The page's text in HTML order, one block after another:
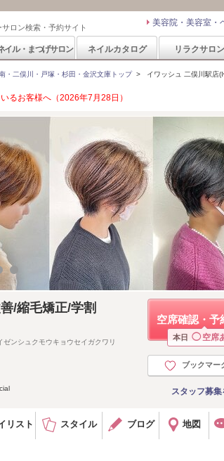
ロン検索・予約サイト 美容院・美容室・
イル・まつげサロン ネイルカタログ リラクサロン
・二俣川・戸塚・杉田・金沢文庫トップ> イワッシュ 二俣川駅店
るお客様へ（2026年7月28日）
空席確認・予
本日 ◯ 空席
ブックマー
スタッフ募
/縮毛矯正/学割
ンシュクモウキョウセイガクワリ
リスト スタイル ブログ 地図